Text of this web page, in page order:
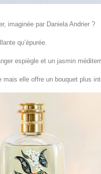
imaginée par Daniela Andrier ?
qu’épurée.
espiègle et un jasmin
mais elle offre un bouquet plus